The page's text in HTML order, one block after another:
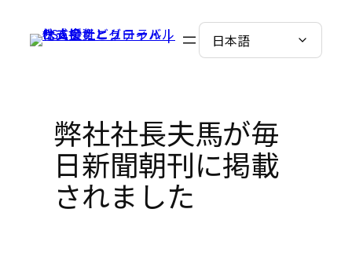
弊社社長夫馬が毎
日新聞朝刊に掲載
されました